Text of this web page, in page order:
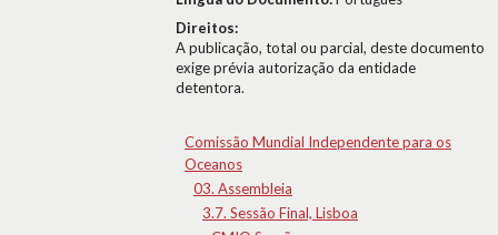
Direitos:
A publicação, total ou parcial, deste documento
exige prévia autorização da entidade
detentora.
Comissão Mundial Independente para os
Oceanos
03. Assembleia
3.7. Sessão Final, Lisboa